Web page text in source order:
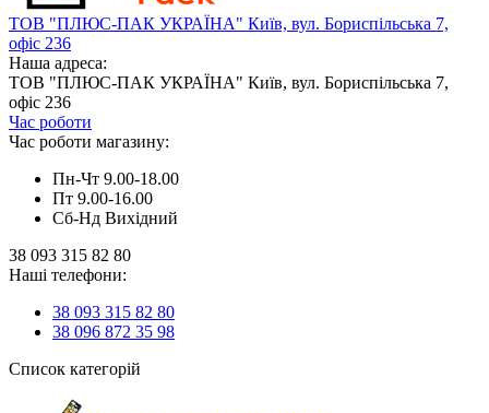
ТОВ "ПЛЮС-ПАК УКРАЇНА" Київ, вул. Бориспільська 7,
офіс 236
Наша адреса:
ТОВ "ПЛЮС-ПАК УКРАЇНА" Київ, вул. Бориспільська 7,
офіс 236
Час роботи
Час роботи магазину:
Пн-Чт 9.00-18.00
Пт 9.00-16.00
Сб-Нд Вихідний
38 093 315 82 80
Наші телефони:
38 093 315 82 80
38 096 872 35 98
Список категорій